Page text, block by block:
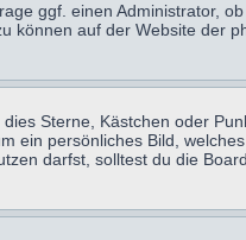
ggf. einen Administrator,
können auf der Website der
Sterne, Kästchen oder
ein persönliches Bild,
darfst, solltest du die